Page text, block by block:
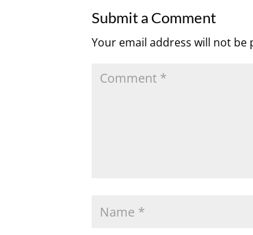
Submit a Comment
Your email address will not be